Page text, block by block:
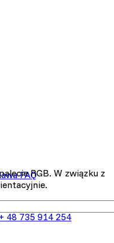
RGB. W związku z
FAQ
48 735 914 254